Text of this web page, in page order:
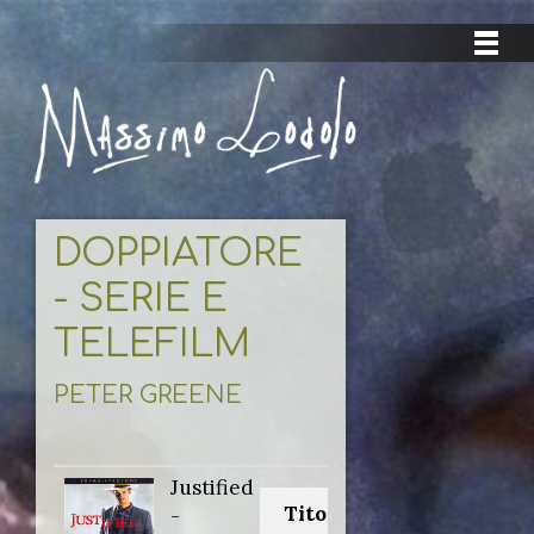
DOPPIATORE
- SERIE E
TELEFILM
PETER GREENE
Justified
-
Titolo originale: